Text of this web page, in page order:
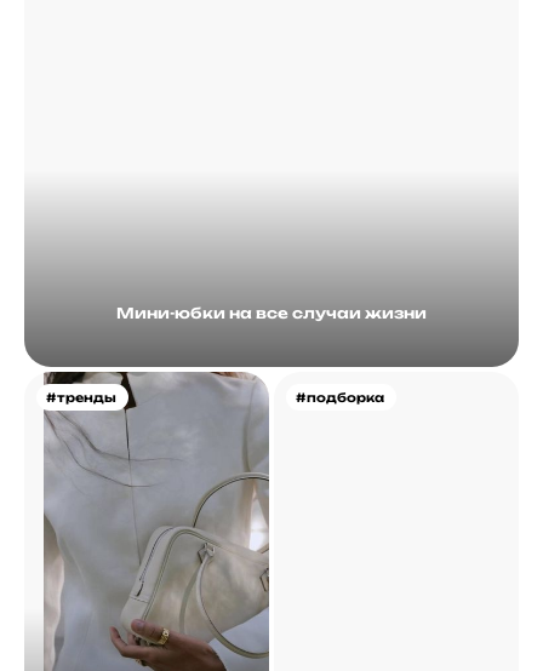
Мини-юбки на все случаи жизни
#тренды #подборка